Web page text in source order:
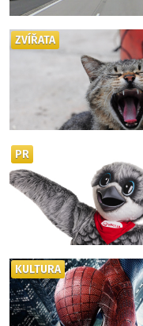
ZVÍŘATA
PR
KULTURA